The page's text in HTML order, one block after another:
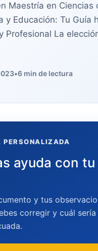
Maestría en Ciencias
y Educación: Tu Guía
Profesional La
•6 min de lectura
PERSONALIZADA
ayuda con tu
y tus
corregir y cuál sería